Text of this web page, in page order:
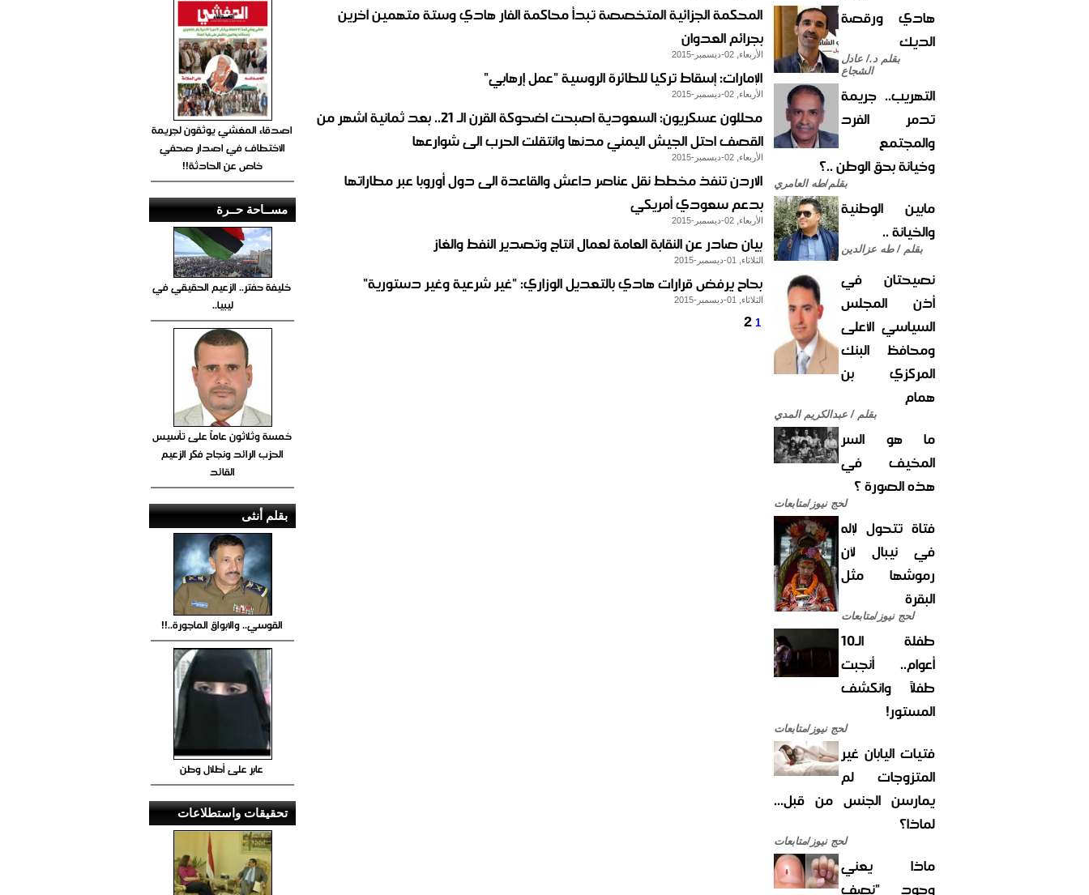
هادي ورقصة
الديك
بقلم د./ عادل
الشجاع
التهريب.. جريمة
تدمر الفرد
والمجتمع
وخيانة بحق الوطن ..؟
بقلم/طه العامري
مابين الوطنية
والخيانة ..
بقلم / طه عزالدين
نصيحتان في
أذن المجلس
السياسي الأعلى
ومحافظ البنك
المركزي بن
همام
بقلم / عبدالكريم المدي
ما هو السر
المخيف في
هذه الصورة ؟
لحج نيوز/متابعات
فتاة تتحول لإله
في نيبال لأن
رموشها مثل
البقرة
لحج نيوز/متابعات
طفلة الـ10
أعوام.. أنجبت
طفلاً وانكشف
المستور!
لحج نيوز/متابعات
فتيات اليابان غير
المتزوجات لم
يمارسن الجنس من قبل...
لماذا؟
لحج نيوز/متابعات
ماذا يعني
وجود "نصف
المحكمة الجزائية المتخصصة تبدأ محاكمة الفار هادي وستة متهمين آخرين
بجرائم العدوان
الأربعاء, 02-ديسمبر-2015
الإمارات: إسقاط تركيا للطائرة الروسية "عمل إرهابي"
الأربعاء, 02-ديسمبر-2015
محللون عسكريون: السعودية اصبحت اضحوكة القرن الـ 21.. بعد ثمانية اشهر من
القصف احتل الجيش اليمني مدنها وانتقلت الحرب الى شوارعها
الأربعاء, 02-ديسمبر-2015
الاردن تنفذ مخطط نقل عناصر داعش والقاعدة الى دول أوروبا عبر مطاراتها
بدعم سعودي أمريكي
الأربعاء, 02-ديسمبر-2015
بيان صادر عن النقابة العامة لعمال انتاج وتصدير النفط والغاز
الثلاثاء, 01-ديسمبر-2015
بحاح يرفض قرارات هادي بالتعديل الوزاري: "غير شرعية وغير دستورية"
الثلاثاء, 01-ديسمبر-2015
1
2
اصدقاء المغشي يوثقون لجريمة
الاختطاف في اصدار صحفي
خاص عن الحادثة!!
مســاحة حــرة
خليفة حفتر.. الزعيم الحقيقي في
ليبيا..
خمسة وثلاثون عاماً على تأسيس
الحزب الرائد ونجاح فكر الزعيم
القائد
بقلم أنثى
القوسي.. والابواق الماجورة..!!
عابر على أطلال وطن
تحقيقات واستطلاعات